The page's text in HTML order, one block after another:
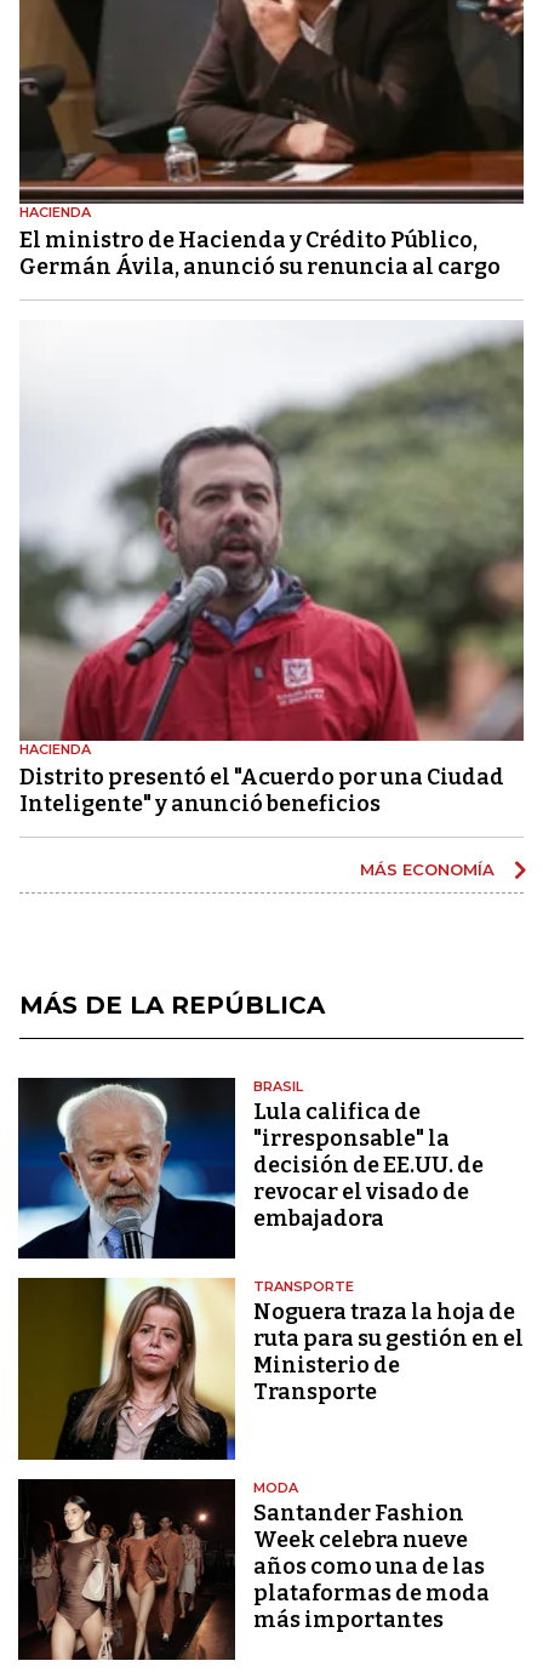
HACIENDA
El ministro de Hacienda y Crédito Público,
Germán Ávila, anunció su renuncia al cargo
HACIENDA
Distrito presentó el "Acuerdo por una Ciudad
Inteligente" y anunció beneficios
MÁS ECONOMÍA
MÁS DE LA REPÚBLICA
BRASIL
Lula califica de
"irresponsable" la
decisión de EE.UU. de
revocar el visado de
embajadora
TRANSPORTE
Noguera traza la hoja de
ruta para su gestión en el
Ministerio de
Transporte
MODA
Santander Fashion
Week celebra nueve
años como una de las
plataformas de moda
más importantes